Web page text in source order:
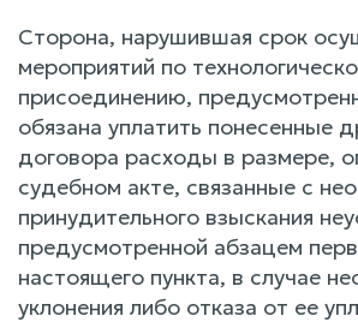
Сторона, нарушившая срок
мероприятий по
присоединению,
обязана уплатить понесенные
договора расходы в размере,
судебном акте, связанные с
принудительного взыскания
предусмотренной абзацем
настоящего пункта, в случае
уклонения либо отказа от ее